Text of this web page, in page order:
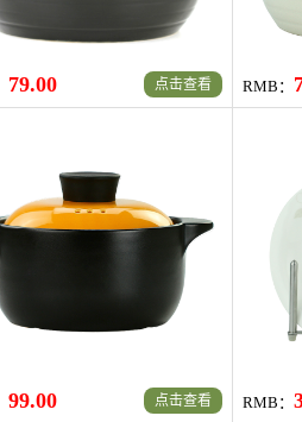
79.00 点击查看 RMB：
99.00 点击查看 RMB：